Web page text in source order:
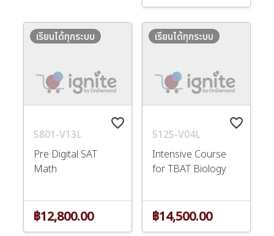
favorite_border
5801-V13L
Pre Digital SAT
Math
เรียนได้ทุกระบบ
฿12,800.00
favorite_border
5125-V04L
Intensive Course
for TBAT Biology
เรียนได้ทุกระบบ
฿14,500.00